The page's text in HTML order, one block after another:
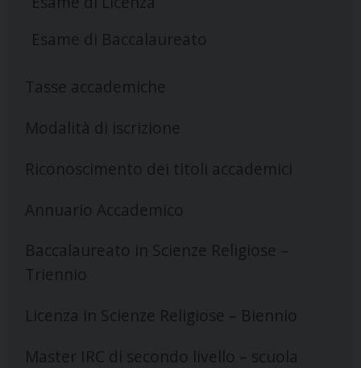
Esame di Baccalaureato
Tasse accademiche
Modalità di iscrizione
Riconoscimento dei titoli accademici
Annuario Accademico
Baccalaureato in Scienze Religiose –
Triennio
Licenza in Scienze Religiose – Biennio
Master IRC di secondo livello – scuola